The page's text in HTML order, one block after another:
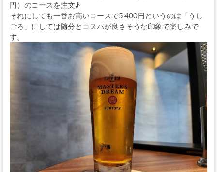
円）のコースを注文♪
それにしても一番お高いコースで5,400円というのは「うし
ごろ」にしては随分とコスパが良さそうな印象で楽しみで
す。